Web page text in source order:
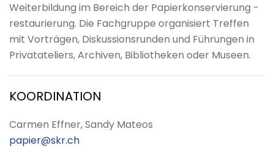
Weiterbildung im Bereich der Papierkonservierung -
restaurierung. Die Fachgruppe organisiert Treffen
mit Vorträgen, Diskussionsrunden und Führungen in
Privatateliers, Archiven, Bibliotheken oder Museen.
KOORDINATION
Carmen Effner, Sandy Mateos
papier@skr.ch